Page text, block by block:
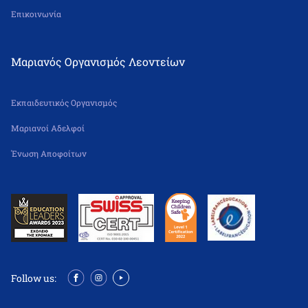
Επικοινωνία
Μαριανός Οργανισμός Λεοντείων
Εκπαιδευτικός Οργανισμός
Μαριανοί Αδελφοί
Ένωση Αποφοίτων
Follow us: